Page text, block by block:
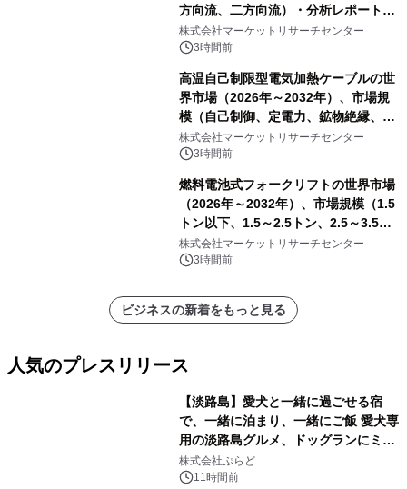
方向流、二方向流）・分析レポートを
発表
株式会社マーケットリサーチセンター
3時間前
高温自己制限型電気加熱ケーブルの世
界市場（2026年～2032年）、市場規
模（自己制御、定電力、鉱物絶縁、表
皮効果）・分析レポートを発表
株式会社マーケットリサーチセンター
3時間前
燃料電池式フォークリフトの世界市場
（2026年～2032年）、市場規模（1.5
トン以下、1.5～2.5トン、2.5～3.5ト
ン、3.5～5.0トン、その他）・分析レ
ポートを発表
株式会社マーケットリサーチセンター
3時間前
ビジネスの新着をもっと見る
人気のプレスリリース
【淡路島】愛犬と一緒に過ごせる宿
で、一緒に泊まり、一緒にご飯 愛犬専
用の淡路島グルメ、ドッグランにミニ
プール グランピングとトレーラーハウ
スの2施設で
株式会社ぷらど
11時間前